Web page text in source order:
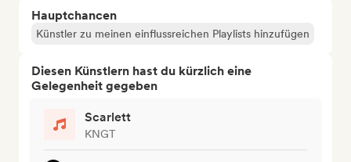
Hauptchancen
Künstler zu meinen einflussreichen Playlists hinzufügen
Diesen Künstlern hast du kürzlich eine
Gelegenheit gegeben
Scarlett
KNGT